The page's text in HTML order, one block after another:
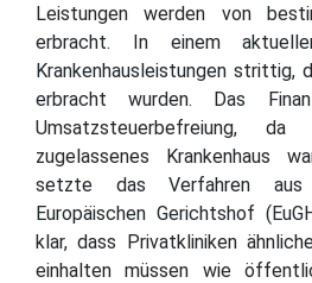
Leistungen werden von
erbracht. In einem
Krankenhausleistungen strittig,
erbracht wurden. Das
Umsatzsteuerbefreiung,
zugelassenes Krankenhaus
setzte das Verfahren
Europäischen Gerichtshof
klar, dass Privatkliniken
einhalten müssen wie